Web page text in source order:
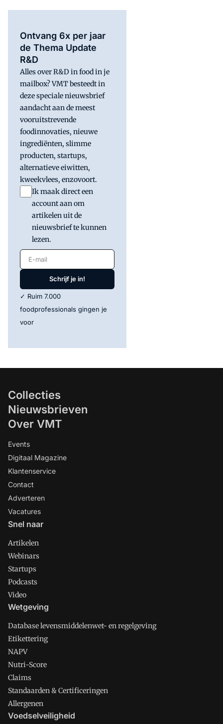
Ontvang 6x per jaar
de Thema Update
R&D
Alles over R&D in food in je
mailbox? VMT besteedt in
deze speciale nieuwsbrief
aandacht aan de meest
vooruitstrevende
foodinnovaties, nieuwe
ingrediënten, slimme
producten, startups,
alternatieve eiwitten,
kweekvlees, enzovoort.
Ik maak direct een
account aan om
artikelen uit de
nieuwsbrief te kunnen
lezen.
E-mail
Schrijf je in!
✓ Ruim 7.000
foodprofessionals gingen je
voor
Collecties
Nieuwsbrieven
Over VMT
Events
Digitaal Magazine
Klantenservice
Contact
Adverteren
Vacatures
Snel naar
Artikelen
Webinars
Startups
Podcasts
Video
Wetgeving
Database levensmiddelenwet- en regelgeving
Etikettering
NAPV
Nutri-Score
Claims
Standaarden & Certificeringen
Allergenen
Voedselveiligheid